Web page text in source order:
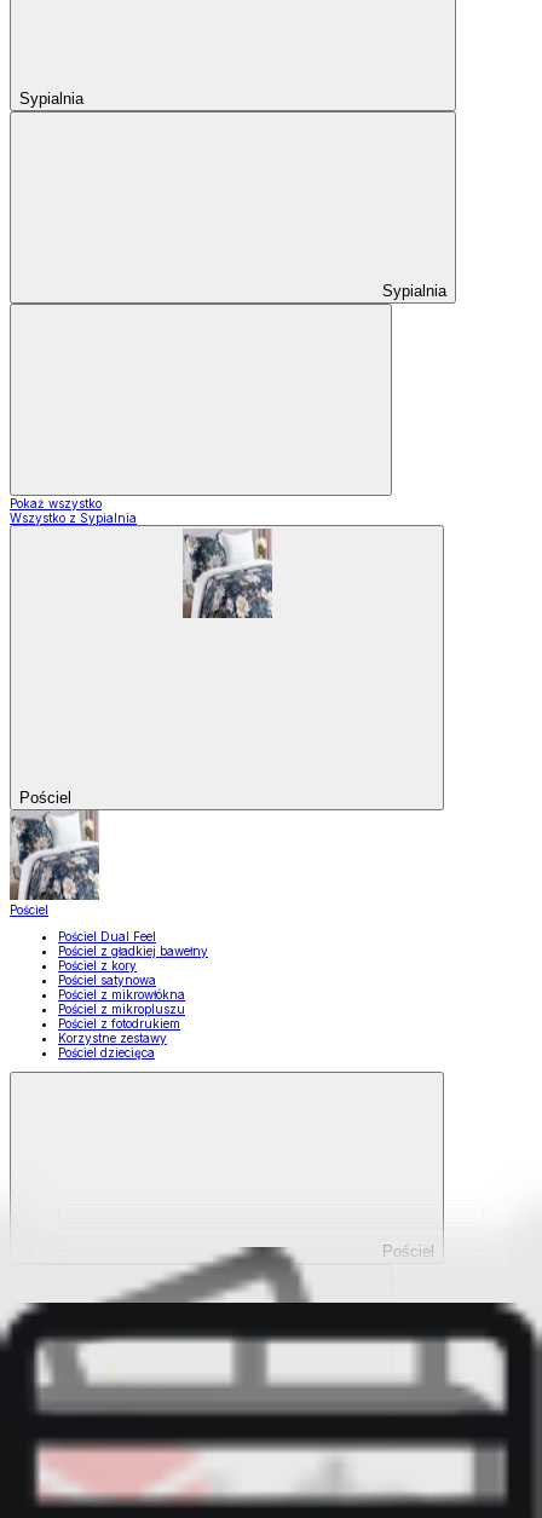
Sypialnia
Sypialnia
Pokaż wszystko
Wszystko z Sypialnia
Pościel
Pościel
Pościel Dual Feel
Pościel z gładkiej bawełny
Pościel z kory
Pościel satynowa
Pościel z mikrowłókna
Pościel z mikropluszu
Pościel z fotodrukiem
Korzystne zestawy
Pościel dziecięca
Pościel